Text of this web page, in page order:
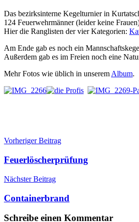
Das bezirksinterne Kegelturnier in
124 Feuerwehrmänner (leider keine
Hier die Ranglisten der vier Kategorien:
Am Ende gab es noch ein
Außerdem gab es im Freien noch eine
Mehr Fotos wie üblich in unseremAlbum.
Veranstaltungen
BezirkskegelnKegeln
Beitragsnavigation
Vorheriger Beitrag
Feuerlöscherprüfung
Nächster Beitrag
Containerbrand
Schreibe einen Kommentar